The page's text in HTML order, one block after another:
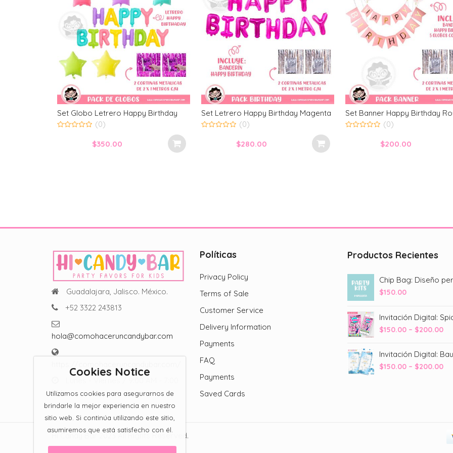
Set Letrero Happy Birthday Magenta
$280.00
Set Banner Happy Birthday Rosa
$200.00
7% DESCUENTO
Set Globos Unicornio
$300.00
Guadalajara, Jalisco. México.
+52 3322 243813
hola@comohaceruncandybar.com
PM
Políticas
Privacy Policy
Terms of Sale
Customer Service
Delivery Information
Payments
FAQ
Payments
Saved Cards
Productos Recientes
$150.00
$150.00 – $200.00
Invitación Digital:
$150.00 – $200.00
Hi Candy Bar 2023 All Rights Reserved.
Cookies Notice
Utilizamos cookies para asegurarnos de
brindarle la mejor experiencia en nuestro
sitio web. Si continúa utilizando este sitio,
asumiremos que está satisfecho con él.